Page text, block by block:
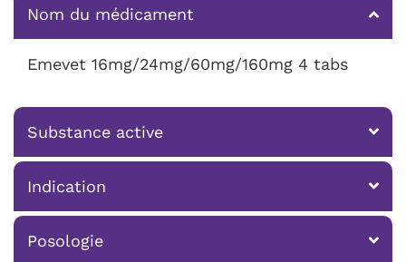
Nom du médicament
Emevet 16mg/24mg/60mg/160mg 4 tabs
Substance active
Indication
Posologie